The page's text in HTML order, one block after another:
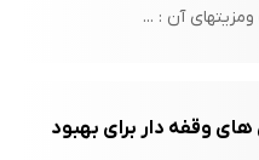
آن : ...
وقفه دار برای بهبود